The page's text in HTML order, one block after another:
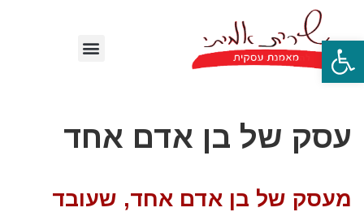
פתח סרגל נגישות
עסק של בן אדם אחד
מעסק של בן אדם אחד, שעובד